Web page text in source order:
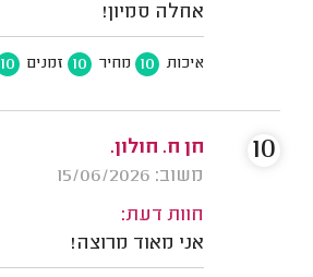
אחלה סמיון!
איכות 10 מחיר 10 זמנים 10
חן ח. חולון.
משוב: 15/06/2026
חוות דעת:
אני מאוד מרוצה!
10